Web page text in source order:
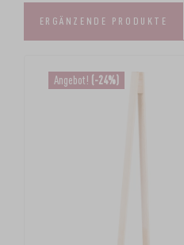
ERGÄNZENDE PRODUKTE
Angebot! (-24%)